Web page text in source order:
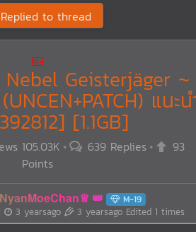
Replied to thread
Nebel Geisterjäger ~
แนะ
[1.1GB]
105.03K 639 Replies
93
Points
M-19
3 yearsago 3 yearsago Edited 1 times